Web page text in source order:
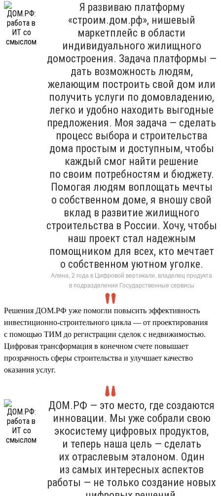
Я развиваю платформу
«строим.дом.рф», нишевый
маркетплейс в области
индивидуального жилищного
домостроения. Задача платформы —
дать возможность людям,
желающим построить свой дом или
получить услуги по домовладению,
легко и удобно находить выгодные
предложения. Моя задача — сделать
процесс выбора и строительства
дома простым и доступным, чтобы
каждый смог найти решение
по своим потребностям и бюджету.
Помогая людям воплощать мечты
о собственном доме, я вношу свой
вклад в развитие жилищного
строительства в России. Хочу, чтобы
наш проект стал надежным
помощником для всех, кто мечтает
о собственном уютном уголке.
Алина, 2 года в Цифровой вертикали, владелец продукта
в подразделении Государственные сервисы
Решения ДОМ.РФ уже помогли повысить эффективность
инвестиционно-строительного цикла — от проектирования
с помощью ТИМ до регистрации сделок с недвижимостью.
Цифровая трансформация в конечном счете повышает
прозрачность сферы строительства и улучшает качество
оказания услуг.
ДОМ.РФ — это место, где создаются
инновации. Мы уже собрали свою
экосистему цифровых продуктов,
и теперь наша цель — сделать
их отраслевым эталоном. Один
из самых интересных аспектов
работы — не только создание новых